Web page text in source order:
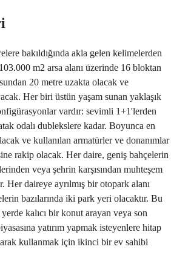
bakıldığında akla gelen kelimelerden
m2 arsa alanı üzerinde 16 bloktan
20 metre uzakta olacak ve
Her biri üstün yaşam sunan yaklaşık
vardır: sevimli 1+1'lerden
odalı dublekslere kadar. Boyunca en
ve kullanılan armatürler ve donanımlar
rakip olacak. Her daire, geniş bahçelerin
veya şehrin karşısından muhteşem
Her daireye ayrılmış bir otopark alanı
bazılarında iki park yeri olacaktır. Bu
kalıcı bir konut arayan veya son
yatırım yapmak isteyenlere hitap
kullanmak için ikinci bir ev sahibi